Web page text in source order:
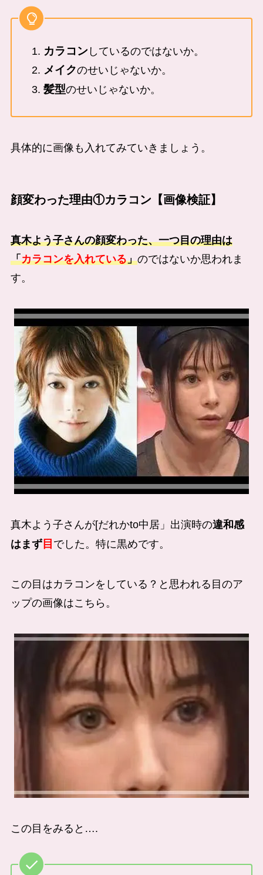
カラコン しているのではないか。
メイクのせいじゃないか。
髪型のせいじゃないか。
具体的に画像も入れてみていきましょう。
顔変わった理由①カラコン【画像検証】
真木よう子さんの顔変わった、一つ目の理由は
「カラコンを入れている」のではないか思われま
す。
真木よう子さんが[だれかto中居」出演時の違和感
はまず目 でした。特に黒めです。
この目はカラコンをしている？と思われる目のア
ップの画像はこちら。
この目をみると….